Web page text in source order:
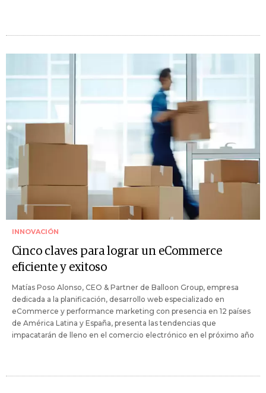
INNOVACIÓN
Cinco claves para lograr un eCommerce
eficiente y exitoso
Matías Poso Alonso, CEO & Partner de Balloon Group, empresa
dedicada a la planificación, desarrollo web especializado en
eCommerce y performance marketing con presencia en 12 países
de América Latina y España, presenta las tendencias que
impacatarán de lleno en el comercio electrónico en el próximo año